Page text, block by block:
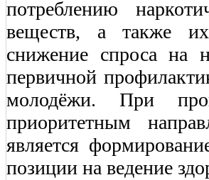
потреблению
веществ, а также их
снижение спроса на
первичной
молодёжи. При
приоритетным
является
позиции на ведение